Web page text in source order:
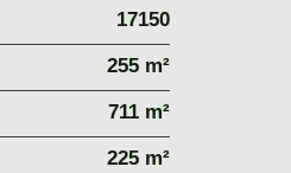
17150
255 m²
711 m²
225 m²